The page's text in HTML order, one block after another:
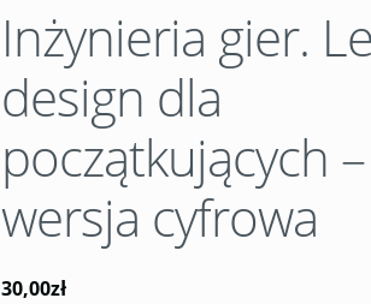
Inżynieria gier.
design dla
początkujących –
wersja cyfrowa
30,00zł